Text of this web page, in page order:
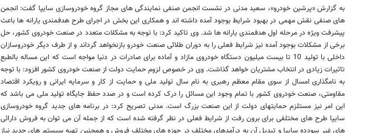
به گزارش «پرشین خودرو»، سعید مدنی در نشست انجمن صنفی نمایندگی های مجاز گروه خودروسازی سایپا گفت: انجمن
های صنفی نقش مهمی در بهبود شرایط بوجود آمده داشته اند و همکاری این بخش در اجرای طرح هدفمندی یارانه ها باعث
پیشرفت ویژه در مرحله اول هدفمندی یارانه ها شد. وی تاکید کرد: با توجه به مشکلات متعدد در صنعت خودروی کشور، حل
برخی از مشکلات بوجود آمده نیز شرایط فعلی را به دوران طلائی صنعت خودرو بازنخواهد گرداند و از طرف دیگر خودروسازان
داخلی با تولید 10 تا بیست میلیون دستگاه خودروی مازاد و آماده برای صادرات در دنیا مواجه است که این مساله بالطبع
تاثیرات زیادی در انتخاب مشتریان خواهد گذاشت. وی در خصوص لزوم حمایت دولت از صنعت خودروی کشور افزود: با توجه
به نامگذاری امسال از سوی مقام معظم رهبری به نام سال تولید ملی و حمایت از کار و سرمایه ایرانی و رویکرد اقتصاد
مقاومتی، صنعت خودروی کشور با تمام وجود این مسائل را درک کرده است و در صدد حفظ جایگاه تولید ملی می باشد که
این امر نیز مستلزم حمایتهای دولت از این صنعت بزرگ است. مدنی تصریح کرد: در برنامه های جدید گروه خودروسازی
سایپا طرح های مختلفی برای برون رفت از شرایط فعلی در نظر گرفته شده است که از جمله آن می توان به فروش دارائی